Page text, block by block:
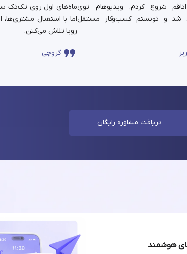
ماه‌های اول روی تک‌تک
رویا تلاش می‌کنن.
گروچی
شروع کردم. ویدیوهام توی
شد و تونستم کسب‌وکار مستقل
دریافت مشاوره رایگان
هوشمند